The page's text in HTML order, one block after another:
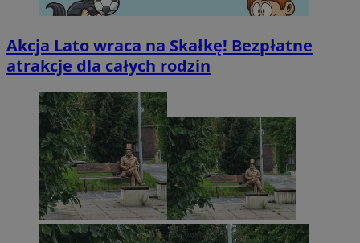
Akcja Lato wraca na Skałkę! Bezpłatne
atrakcje dla całych rodzin